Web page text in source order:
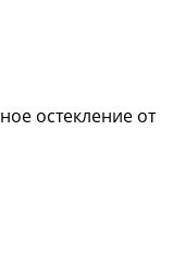
остекление от